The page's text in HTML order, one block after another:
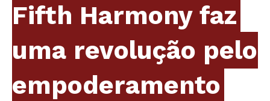
Fifth Harmony faz
uma revolução pelo
empoderamento